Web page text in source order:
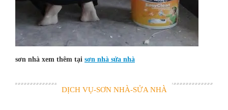
sơn nhà xem thêm tại sơn nhà sửa nhà
DỊCH VỤ-SƠN NHÀ-SỬA NHÀ